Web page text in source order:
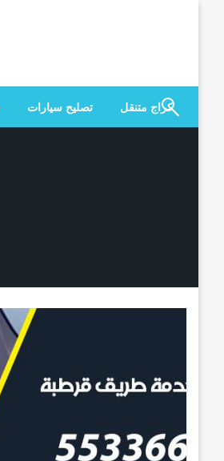
كراج متنقل
تصليح سيارات